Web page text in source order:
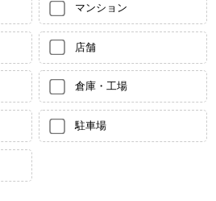
マンション
店舗
倉庫・工場
駐車場